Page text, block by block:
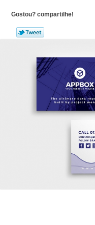
Gostou? compartilhe!